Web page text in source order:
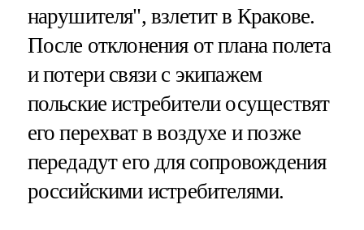
нарушителя", взлетит в Кракове.
После отклонения от плана полета
и потери связи с экипажем
польские истребители осуществят
его перехват в воздухе и позже
передадут его для сопровождения
российскими истребителями.